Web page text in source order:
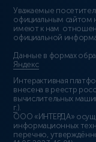
Уважаемые
официальным сайтом
имеют к нам
официальной
Данные в формах
Яндекс
Интерактивная
внесена в реестр
вычислительных
г.).
ООО «ИНТЕРДА»
информационных
перечню,